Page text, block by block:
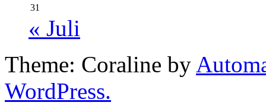
31
« Juli
Theme: Coraline by
WordPress.